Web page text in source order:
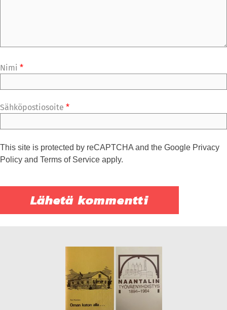
Nimi *
Sähköpostiosoite *
This site is protected by reCAPTCHA and the Google Privacy
Policy and Terms of Service apply.